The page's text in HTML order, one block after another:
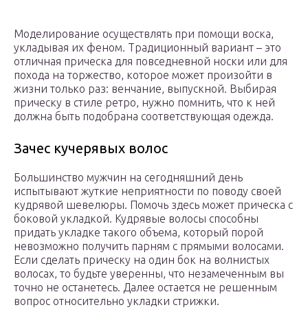
Моделирование осуществлять при помощи воска,
укладывая их феном. Традиционный вариант – это
отличная прическа для повседневной носки или для
похода на торжество, которое может произойти в
жизни только раз: венчание, выпускной. Выбирая
прическу в стиле ретро, нужно помнить, что к ней
должна быть подобрана соответствующая одежда.
Зачес кучерявых волос
Большинство мужчин на сегодняшний день
испытывают жуткие неприятности по поводу своей
кудрявой шевелюры. Помочь здесь может прическа с
боковой укладкой. Кудрявые волосы способны
придать укладке такого объема, который порой
невозможно получить парням с прямыми волосами.
Если сделать прическу на один бок на волнистых
волосах, то будьте уверенны, что незамеченным вы
точно не останетесь. Далее остается не решенным
вопрос относительно укладки стрижки.